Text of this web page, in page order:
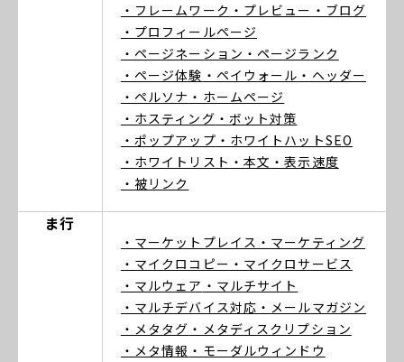
・フレームワーク ・プレビュー ・ブログ
・プロフィールページ
・ページネーション ・ページランク
・ページ体験 ・ペイウォール ・ヘッダー
・ペルソナ ・ホームページ
・ホスティング ・ボット対策
・ポップアップ ・ホワイトハットSEO
・ホワイトリスト ・本文 ・表示速度
・被リンク
ま行
・マーケットプレイス ・マーケティング
・マイクロコピー ・マイクロサービス
・マルウェア ・マルチサイト
・マルチデバイス対応 ・メールマガジン
・メタタグ ・メタディスクリプション
・メタ情報 ・モーダルウィンドウ